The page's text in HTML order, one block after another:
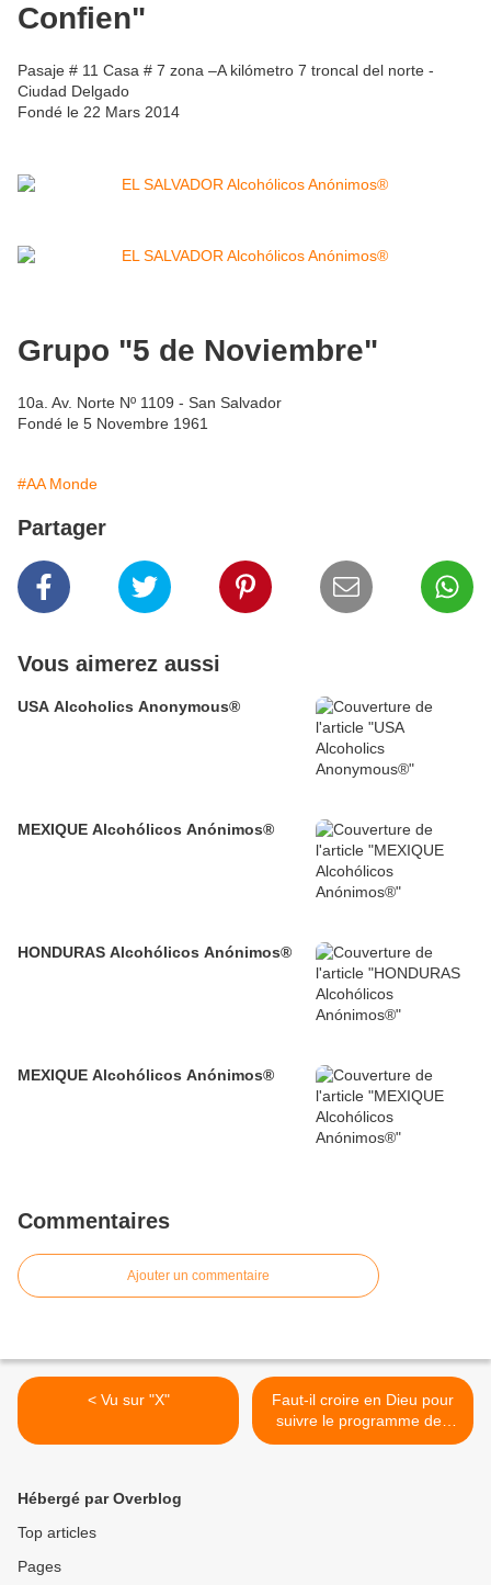
Confien"
Pasaje # 11 Casa # 7 zona –A kilómetro 7 troncal del norte -
Ciudad Delgado
Fondé le 22 Mars 2014
Grupo "5 de Noviembre"
10a. Av. Norte Nº 1109 - San Salvador
Fondé le 5 Novembre 1961
#AA Monde
Partager
Vous aimerez aussi
USA Alcoholics Anonymous®
MEXIQUE Alcohólicos Anónimos®
HONDURAS Alcohólicos Anónimos®
MEXIQUE Alcohólicos Anónimos®
Commentaires
Ajouter un commentaire
< Vu sur "X"
Faut-il croire en Dieu pour
suivre le programme des
Alcooliques Anonymes? >
Hébergé par Overblog
Top articles
Pages